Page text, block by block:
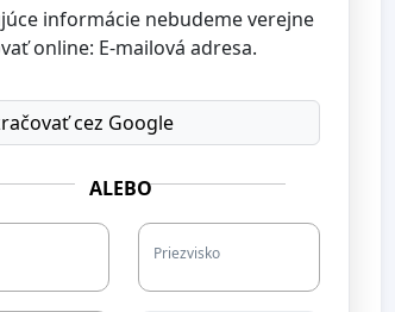
informácie nebudeme verejne
online: E-mailová adresa.
cez Google
ALEBO
Priezvisko